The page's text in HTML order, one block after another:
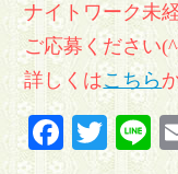
ナイトワーク未
ご応募ください
詳しくはこちら